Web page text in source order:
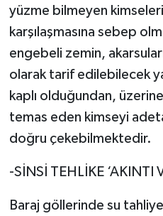
yüzme bilmeyen
karşılaşmasına sebep
engebeli zemin,
olarak tarif edilebilecek
kaplı olduğundan,
temas eden kimseyi
doğru çekebilmektedir.
-SİNSİ TEHLİKE ‘AKINTI
Baraj göllerinde su